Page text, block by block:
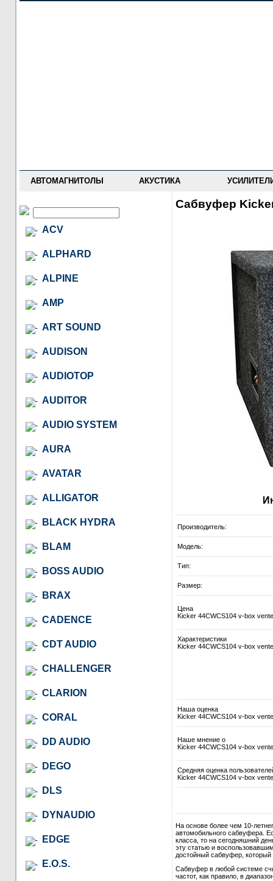
АВТОМАГНИТОЛЫ АКУСТИКА
ACV
ALPHARD
ALPINE
AMP
ART SOUND
AUDISON
AUDIOTOP
AUDITOR
AUDIO SYSTEM
AURA
AVATAR
ALLIGATOR
BLACK HYDRA
BLAM
BOSS AUDIO
BRAX
CADENCE
CDT AUDIO
CHALLENGER
CLARION
CORAL
DD AUDIO
DEGO
DLS
DYNAUDIO
EDGE
E.O.S.
Сабвуфер
Производитель:
Модель:
Тип:
Размер:
Цена
Kicker 44CWCS104 v-box
Характеристики
Kicker 44CWCS104 v-box
Наша оценка
Kicker 44CWCS104 v-box
Наше мнение о
Kicker 44CWCS104 v-box
Средняя оценка
Kicker 44CWCS104 v-box
На основе более чем 10-
автомобильного сабвуфера.
класса, то на сегодняшний
эту статью и
достойный сабвуфер, который
Сабвуфер в любой системе
частот, как правило, в